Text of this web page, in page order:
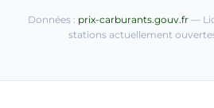
Données : prix-carburants.gouv.fr—
stations actuellement